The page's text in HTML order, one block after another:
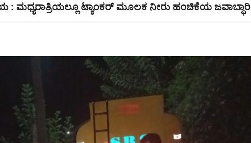
: ಮಧ್ಯರಾತ್ರಿಯಲ್ಲೂ ಟ್ಯಾಂಕರ್ ಮೂಲಕ ನೀರು ಹಂಚಿಕೆಯ ಜವಾಬ್ಧಾರಿ